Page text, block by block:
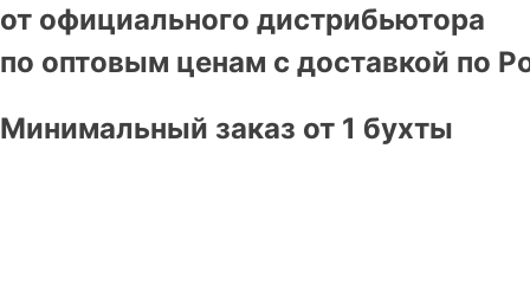
от официального дистрибьютора
по оптовым ценам с доставкой по
Минимальный заказ от 1 бухты